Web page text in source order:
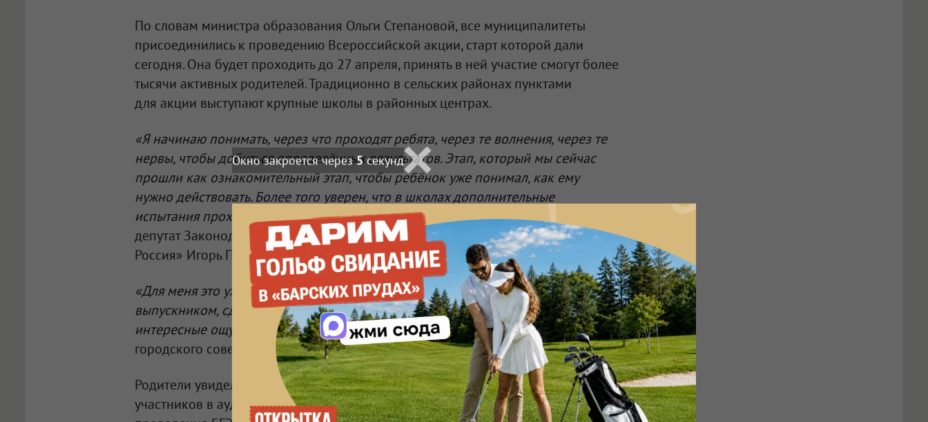
По словам министра образования Ольги Степановой, все муниципалитеты
присоединились к проведению Всероссийской акции, старт которой дали
сегодня. Она будет проходить до 27 апреля, принять в ней участие смогут более
тысячи активных родителей. Традиционно в сельских районах пунктами
для акции выступают крупные школы в районных центрах.
«Я начинаю понимать, через что проходят ребята, через те волнения, через те
нервы, чтобы добиться определённых результатов. Этап, который мы сейчас
прошли как ознакомительный этап, чтобы ребёнок уже понимал, как ему
нужно действовать. Более того уверен, что в школах дополнительные
испытания проходят и они знают какие-то элементарные вещи», — считает
депутат Законодательного Собрания Омской области от партии «Единая
Россия» Игорь Попов.
«Для меня это уже не первый опыт. Я больше, чем 20 лет назад, сам, будучи
выпускником, сдавал ЕГЭ. Это была первая волна. Поэтому сегодня были очень
интересные ощущения, вспомнил, как это было», — добавил депутат Омского
городского совета от партии «Единая Россия» Максим Концедалов.
Родители увидели, как проходит регистрация на ЕГЭ и организуется рассадка
участников в аудиториях, как организован контроль за объективностью
Окно закроется через3секунд